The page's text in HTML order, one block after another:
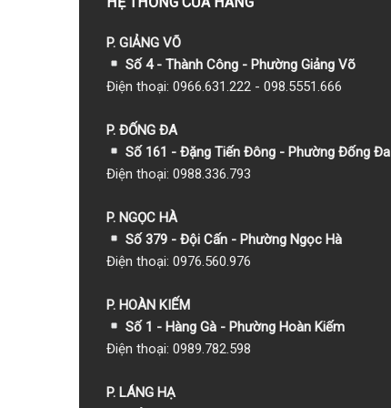
P. GIẢNG VÕ
Số 4 - Thành Công - Phường Giảng Võ
Điện thoại: 0966.631.222 - 098.5551.666
P. ĐỐNG ĐA
Số 161 - Đặng Tiến Đông - Phường Đống Đa
Điện thoại: 0988.336.793
P. NGỌC HÀ
Số 379 - Đội Cấn - Phường Ngọc Hà
Điện thoại: 0976.560.976
P. HOÀN KIẾM
Số 1 - Hàng Gà - Phường Hoàn Kiếm
Điện thoại: 0989.782.598
P. LÁNG HẠ